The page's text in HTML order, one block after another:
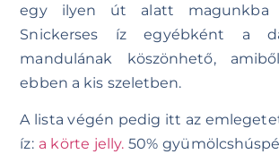
egy ilyen út alatt magunkba
Snickerses íz egyébként a
mandulának köszönhető,
ebben a kis szeletben.
A lista végén pedig itt az
íz: a körte jelly. 50%